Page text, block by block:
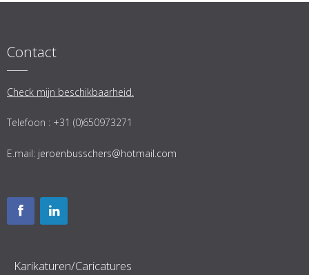
Contact
Check mijn beschikbaarheid.
Telefoon : +31 (0)650973271
E.mail: jeroenbusschers@hotmail.com
Karikaturen/Caricatures